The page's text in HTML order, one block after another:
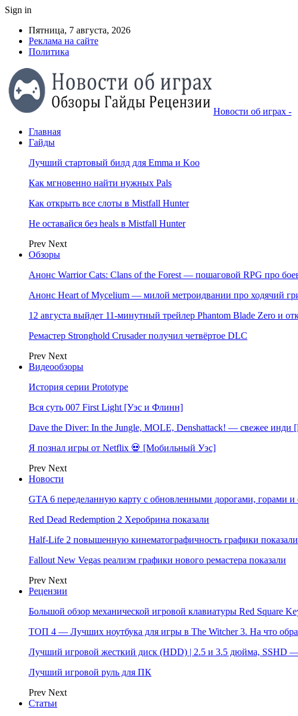
Sign in
Пятница, 7 августа, 2026
Реклама на сайте
Политика
Новости об играх -
Главная
Гайды
Лучший стартовый билд для Emma и Koo
Как мгновенно найти нужных Pals
Как открыть все слоты в Mistfall Hunter
Не оставайся без heals в Mistfall Hunter
Prev Next
Обзоры
Анонс Warrior Cats: Clans of the Forest — пошаговой RPG про
Анонс Heart of Mycelium — милой метроидвании про ходячий
12 августа выйдет 11-минутный трейлер Phantom Blade Zero и
Ремастер Stronghold Crusader получил четвёртое DLC
Prev Next
Видеообзоры
История серии Prototype
Вся суть 007 First Light [Уэс и Флинн]
Dave the Diver: In the Jungle, MOLE, Denshattack! — свежее инди
Я познал игры от Netflix 💀 [Мобильный Уэс]
Prev Next
Новости
GTA 6 переделанную карту с обновленными дорогами, горами и
Red Dead Redemption 2 Херобрина показали
Half-Life 2 повышенную кинематографичность графики показали
Fallout New Vegas реализм графики нового ремастера показали
Prev Next
Рецензии
Большой обзор механической игровой клавиатуры Red Square
ТОП 4 — Лучших ноутбука для игры в The Witcher 3. На что
Лучший игровой жесткий диск (HDD) | 2.5 и 3.5 дюйма, SSHD
Лучший игровой руль для ПК
Prev Next
Статьи